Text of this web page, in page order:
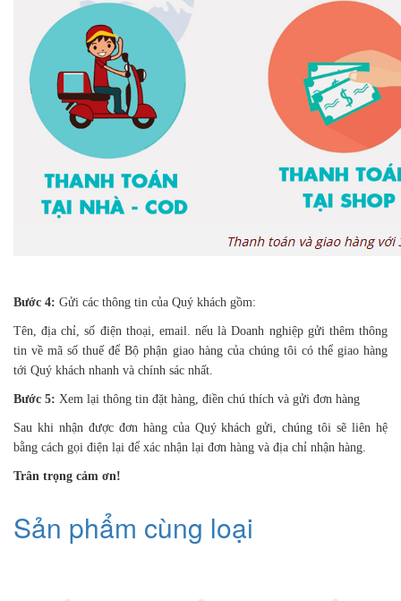
Bước 4: Gửi các thông tin của Quý khách gồm:
Tên, địa chỉ, số điện thoại, email. nếu là Doanh nghiệp gửi thêm thông
tin về mã số thuế để Bộ phận giao hàng của chúng tôi có thể giao hàng
tới Quý khách nhanh và chính sác nhất.
Bước 5: Xem lại thông tin đặt hàng, điền chú thích và gửi đơn hàng
Sau khi nhận được đơn hàng của Quý khách gửi, chúng tôi sẽ liên hệ
bằng cách gọi điện lại để xác nhận lại đơn hàng và địa chỉ nhận hàng.
Trân trọng cảm ơn!
Sản phẩm cùng loại